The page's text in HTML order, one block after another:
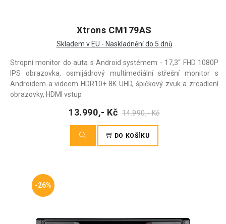
Xtrons CM179AS
Skladem v EU - Naskladnění do 5 dnů
Stropní monitor do auta s Android systémem - 17,3“ FHD 1080P
IPS obrazovka, osmijádrový multimediální střešní monitor s
Androidem a videem HDR10+ 8K UHD, špičkový zvuk a zrcadlení
obrazovky, HDMI vstup
13.990,- Kč 14.990,- Kč
DO KOŠÍKU
-26%